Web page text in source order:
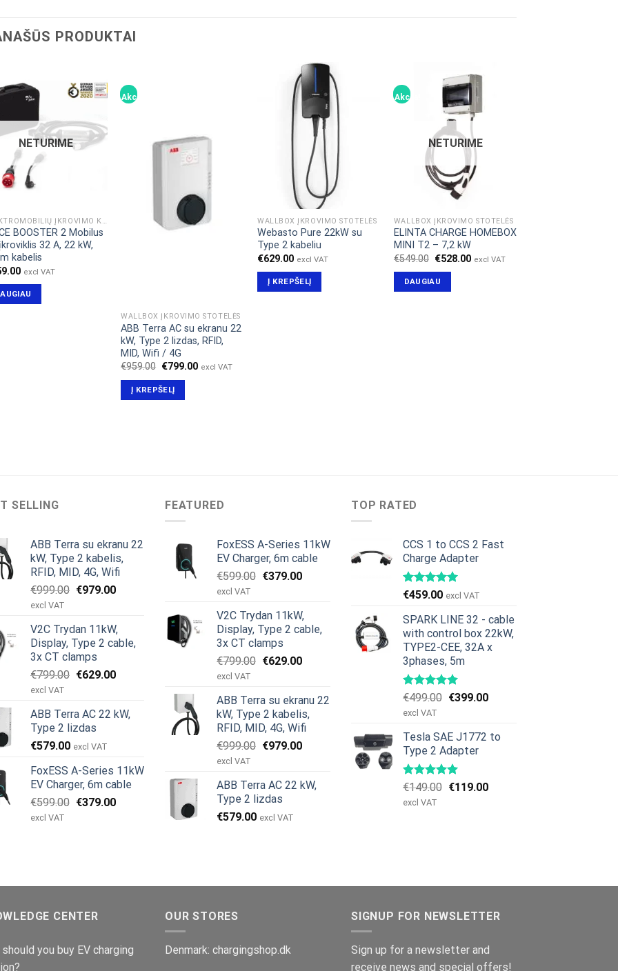
PRODUKTAI
NETURIME
BOOSTER 2 Mobilus
32 A, 22 kW,
kabelis
excl VAT
Akcija!
WALLBOX ĮKROVIMO STOTELĖS
ABB Terra AC su ekranu 22
kW, Type 2 lizdas, RFID,
MID, Wifi / 4G
€959.00 Original
was:
€959.00.
€799.00Current
excl VAT
Į KREPŠELĮ
WALLBOX ĮKROVIMO STOTELĖS
Webasto Pure 22kW su
Type 2 kabeliu
€629.00 excl VAT
Į KREPŠELĮ
Akcija!
NETURIME
WALLBOX ĮKROVIMO STOTELĖS
ELINTA CHARGE HOMEBOX
MINI T2 – 7,2 kW
€549.00 Original
was:
€549.00.
€528.00Current
excl VAT
DAUGIAU
SELLING
ABB Terra su ekranu 22
kW, Type 2 kabelis,
RFID, MID, 4G, Wifi
€999.00 Original
€999.00.
€979.00Current
€979.00.
excl VAT
V2C Trydan 11kW,
Display, Type 2 cable,
3x CT clamps
€799.00 Original
€799.00.
€629.00Current
€629.00.
excl VAT
ABB Terra AC 22 kW,
Type 2 lizdas
€579.00 excl VAT
FoxESS A-Series 11kW
EV Charger, 6m cable
€599.00 Original
€379.00Current
excl VAT
FEATURED
FoxESS A-Series 11kW
EV Charger, 6m cable
€599.00 Original
€599.00.
€379.00Current
€379.00.
excl VAT
V2C Trydan 11kW,
Display, Type 2 cable,
3x CT clamps
€799.00 Original
€799.00.
€629.00Current
€629.00.
excl VAT
ABB Terra su ekranu 22
kW, Type 2 kabelis,
RFID, MID, 4G, Wifi
€999.00 Original
€999.00.
€979.00Current
€979.00.
excl VAT
ABB Terra AC 22 kW,
Type 2 lizdas
€579.00 excl VAT
TOP RATED
CCS 1 to CCS 2 Fast
Charge Adapter
€459.00 excl VAT
SPARK LINE 32 - cable
with control box 22kW,
TYPE2-CEE, 32A x
3phases, 5m
€499.00 Original
€499.00.
€399.00Current
€399.00.
excl VAT
Tesla SAE J1772 to
Type 2 Adapter
€149.00 Original
€119.00Current
excl VAT
CENTER
you buy EV charging
OUR STORES
Denmark: chargingshop.dk
SIGNUP FOR NEWSLETTER
Sign up for a newsletter and
receive news and special offers!